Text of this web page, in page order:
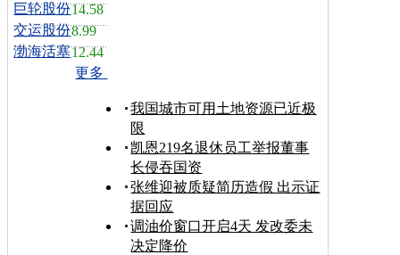
巨轮股份14.58
交运股份8.99
渤海活塞12.44
更多
我国城市可用土地资源已近极
限
凯恩219名退休员工举报董事
长侵吞国资
张维迎被质疑简历造假 出示证
据回应
调油价窗口开启4天 发改委未
决定降价